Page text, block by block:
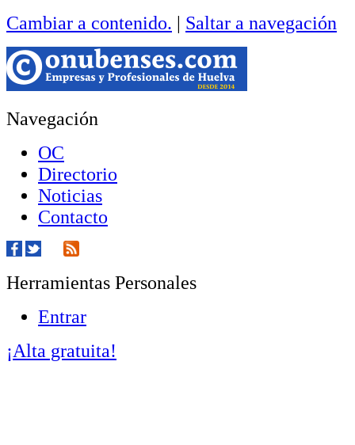
Cambiar a contenido. | Saltar a navegación
Navegación
OC
Directorio
Noticias
Contacto
Herramientas Personales
Entrar
¡Alta gratuita!